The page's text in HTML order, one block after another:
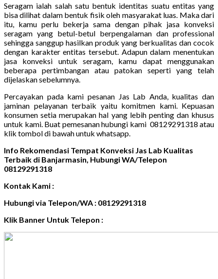
Seragam ialah salah satu bentuk identitas suatu entitas yang
bisa dilihat dalam bentuk fisik oleh masyarakat luas. Maka dari
itu, kamu perlu bekerja sama dengan pihak jasa konveksi
seragam yang betul-betul berpengalaman dan professional
sehingga sanggup hasilkan produk yang berkualitas dan cocok
dengan karakter entitas tersebut. Adapun dalam menentukan
jasa konveksi untuk seragam, kamu dapat menggunakan
beberapa pertimbangan atau patokan seperti yang telah
dijelaskan sebelumnya.
Percayakan pada kami pesanan Jas Lab Anda, kualitas dan
jaminan pelayanan terbaik yaitu komitmen kami. Kepuasan
konsumen setia merupakan hal yang lebih penting dan khusus
untuk kami. Buat pemesanan hubungi kami 08129291318 atau
klik tombol di bawah untuk whatsapp.
Info Rekomendasi Tempat Konveksi Jas Lab Kualitas
Terbaik di Banjarmasin, Hubungi WA/Telepon
08129291318
Kontak Kami :
Hubungi via Telepon/WA : 08129291318
Klik Banner Untuk Telepon :